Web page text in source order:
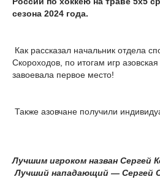
сезона 2024 года.
Как рассказал начальник отдела
Скороходов, по итогам игр
завоевала первое место!
Также азовчане получили
Лучшим игроком назван Сергей
Лучший нападающий — Сергей